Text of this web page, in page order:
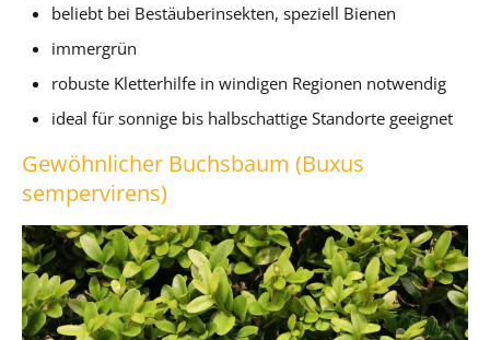
beliebt bei Bestäuberinsekten, speziell Bienen
immergrün
robuste Kletterhilfe in windigen Regionen notwendig
ideal für sonnige bis halbschattige Standorte geeignet
Gewöhnlicher Buchsbaum (Buxus
sempervirens)